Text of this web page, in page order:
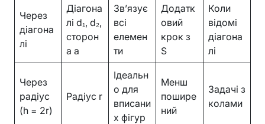
Через
діагона
лі
Діагона
лі d₁, d₂,
сторон
а a
Зв’язує
всі
елемен
ти
Додатк
овий
крок з
S
Коли
відомі
діагона
лі
Через
радіус
(h = 2r)
Радіус r
Ідеальн
о для
вписани
х фігур
Менш
пошире
ний
Задачі з
колами